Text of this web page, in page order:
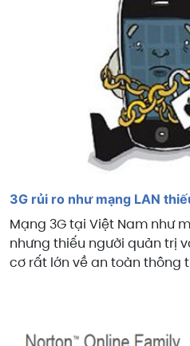
3G rủi ro như mạng LAN
Mạng 3G tại Việt Nam như
nhưng thiếu người quản trị
cơ rất lớn về an toàn thông